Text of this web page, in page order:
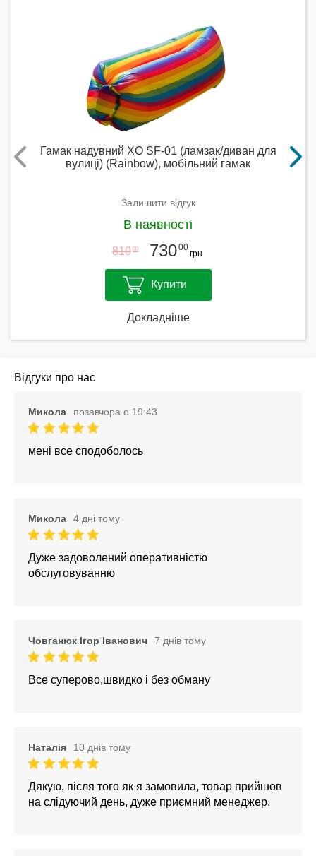
Гамак надувний XO SF-01 (ламзак/диван для
вулиці) (Rainbow), мобільний гамак
Залишити відгук
В наявності
810 00 73000
грн
Купити
Докладніше
Відгуки про нас
Микола позавчора о 19:43
мені все сподоболось
Микола 4 дні тому
Дуже задоволений оперативністю
обслуговуванню
Човганюк Ігор Іванович 7 днів тому
Все суперово,швидко і без обману
Наталія 10 днів тому
Дякую, після того як я замовила, товар прийшов
на слідуючий день, дуже приємний менеджер.